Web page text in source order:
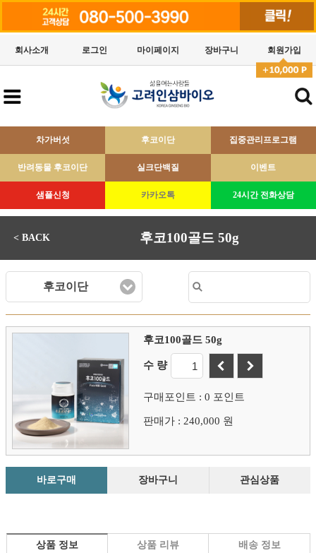
회사소개 로그인 마이페이지 장바구니 회원가입
차가버섯 후코이단 집중관리프로그램
반려동물 후코이단 실크단백질 이벤트
샘플신청 카카오톡 24시간 전화상담
< BACK 후코100골드 50g
후코이단
후코100골드 50g
수 량
구매포인트 : 0 포인트
판매가 : 240,000 원
바로구매 장바구니 관심상품
상품 정보 상품 리뷰 배송 정보